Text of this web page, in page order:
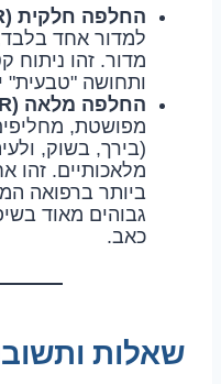
החלפה חלקית (UKR):
למדור אחד
מדור. זהו ניתוח
ותחושה "טבעית"
החלפה מלאה (TKR):
מפושטת,
(בירך, בשוק,
מלאכותיים. זהו
ביותר ברפואה
גבוהים מאוד
כאב.
שאלות